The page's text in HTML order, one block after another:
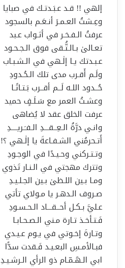
إلهي !! قـد عـبَـدتـك في صبايا
وعِـشتُ العـمـرَ أنـعَـم بالسجود
عرفتُ الـفـخـر في أثـواب عـبد
تعـالىٰ بـالـتُّـقى فوق الـجـحـود
عـبـدتك يـا إلٰـهي في الـشـبـاب
ولَـم أَقـرب مدى تلك الـحُـدودِ
حُــدود اللـه لَــم أقــرب بَـتـاتًـا
وعشـتُ العمر مع سَـلَـفٍ حميد
عرفت الخلق عقد لا يُضاهى
وانـي درَّةُ الـعِــقـــدِ الـفـَـريــــدِ
أَتـحرمُني الشـفـاعةَ يا إلٰـهي ؟!
وتـتـركني وحـيـدًا في الوجـودِ
وتترك مهجتي في الـنـار تَذوي
ومـا بـين اللـظىٰ بـين الجـلـيـدِ
صـروف الـدهـر يا مـولاي تأتي
عـليَّ بـكـل أحــقـــاد الـحـسـودِ
فَـتـأخـذ تـارة مـني الـصـحـابـا
وتـارةَ إخـوتي في يـوم عـيـدي
فبـالأمـسِ البعـيـد فَـقدت سدًّا
ابي الـهَـمّـام ذو الرأي الـرشـيـدِ